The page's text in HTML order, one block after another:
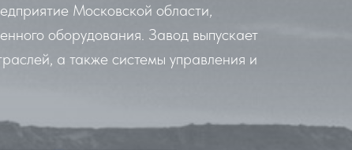
Московской области,
оборудования. Завод выпускает
а также системы управления и